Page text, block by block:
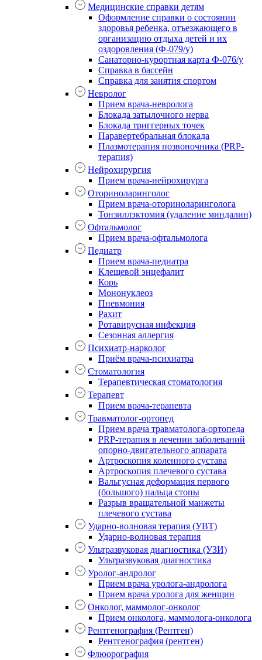
Медицинские справки детям
Оформление справки о состоянии
здоровья ребенка, отъезжающего в
организацию отдыха детей и их
оздоровления (Ф-079/у)
Санаторно-курортная карта Ф-076/у
Справка в бассейн
Справка для занятия спортом
Невролог
Прием врача-невролога
Блокада затылочного нерва
Блокада триггерных точек
Паравертебральная блокада
Плазмотерапия позвоночника (PRP-
терапия)
Нейрохирургия
Прием врача-нейрохирурга
Оториноларинголог
Прием врача-оториноларинголога
Тонзиллэктомия (удаление миндалин)
Офтальмолог
Прием врача-офтальмолога
Педиатр
Прием врача-педиатра
Клещевой энцефалит
Корь
Мононуклеоз
Пневмония
Рахит
Ротавирусная инфекция
Сезонная аллергия
Психиатр-нарколог
Приём врача-психиатра
Стоматология
Терапевтическая стоматология
Терапевт
Прием врача-терапевта
Травматолог-ортопед
Прием врача травматолога-ортопеда
PRP-терапия в лечении заболеваний
опорно-двигательного аппарата
Артроскопия коленного сустава
Артроскопия плечевого сустава
Вальгусная деформация первого
(большого) пальца стопы
Разрыв вращательной манжеты
плечевого сустава
Ударно-волновая терапия (УВТ)
Ударно-волновая терапия
Ультразвуковая диагностика (УЗИ)
Ультразвуковая диагностика
Уролог-андролог
Прием врача уролога-андролога
Прием врача уролога для женщин
Онколог, маммолог-онколог
Прием онколога, маммолога-онколога
Рентгенография (Рентген)
Рентгенография (рентген)
Флюорография